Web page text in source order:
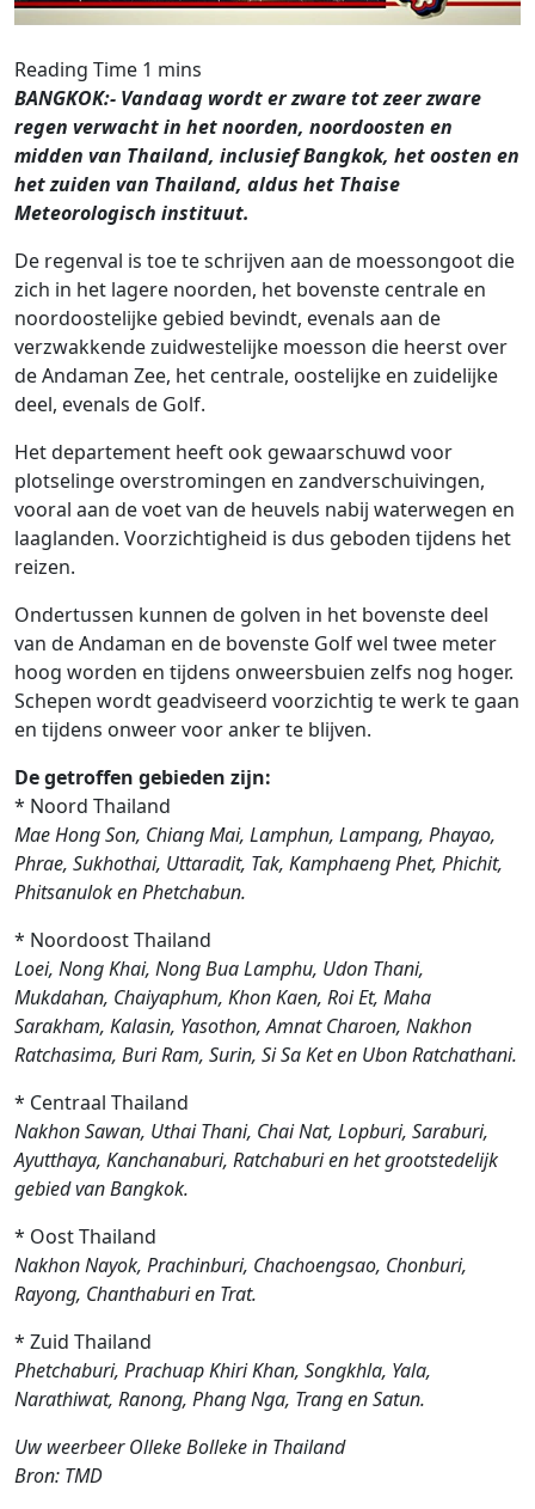
BANGKOK:- Vandaag wordt er zware tot zeer zware
regen verwacht in het noorden, noordoosten en
midden van Thailand, inclusief Bangkok, het oosten en
het zuiden van Thailand, aldus het Thaise
Meteorologisch instituut.
De regenval is toe te schrijven aan de moessongoot die
zich in het lagere noorden, het bovenste centrale en
noordoostelijke gebied bevindt, evenals aan de
verzwakkende zuidwestelijke moesson die heerst over
de Andaman Zee, het centrale, oostelijke en zuidelijke
deel, evenals de Golf.
Het departement heeft ook gewaarschuwd voor
plotselinge overstromingen en zandverschuivingen,
vooral aan de voet van de heuvels nabij waterwegen en
laaglanden. Voorzichtigheid is dus geboden tijdens het
reizen.
Ondertussen kunnen de golven in het bovenste deel
van de Andaman en de bovenste Golf wel twee meter
hoog worden en tijdens onweersbuien zelfs nog hoger.
Schepen wordt geadviseerd voorzichtig te werk te gaan
en tijdens onweer voor anker te blijven.
De getroffen gebieden zijn:
* Noord Thailand
Mae Hong Son, Chiang Mai, Lamphun, Lampang, Phayao,
Phrae, Sukhothai, Uttaradit, Tak, Kamphaeng Phet, Phichit,
Phitsanulok en Phetchabun.
* Noordoost Thailand
Loei, Nong Khai, Nong Bua Lamphu, Udon Thani,
Mukdahan, Chaiyaphum, Khon Kaen, Roi Et, Maha
Sarakham, Kalasin, Yasothon, Amnat Charoen, Nakhon
Ratchasima, Buri Ram, Surin, Si Sa Ket en Ubon Ratchathani.
* Centraal Thailand
Nakhon Sawan, Uthai Thani, Chai Nat, Lopburi, Saraburi,
Ayutthaya, Kanchanaburi, Ratchaburi en het grootstedelijk
gebied van Bangkok.
* Oost Thailand
Nakhon Nayok, Prachinburi, Chachoengsao, Chonburi,
Rayong, Chanthaburi en Trat.
* Zuid Thailand
Phetchaburi, Prachuap Khiri Khan, Songkhla, Yala,
Narathiwat, Ranong, Phang Nga, Trang en Satun.
Uw weerbeer Olleke Bolleke in Thailand
Bron: TMD